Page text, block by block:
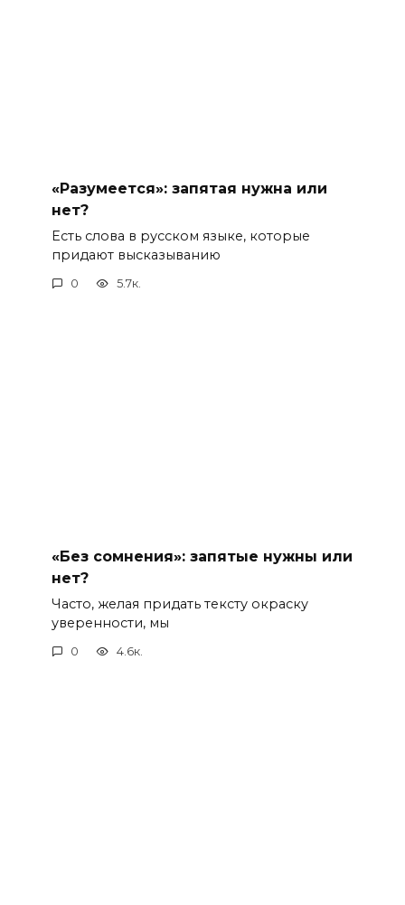
«Разумеется»: запятая нужна или
нет?
Есть слова в русском языке, которые
придают высказыванию
0 5.7к.
«Без сомнения»: запятые нужны или
нет?
Часто, желая придать тексту окраску
уверенности, мы
0 4.6к.